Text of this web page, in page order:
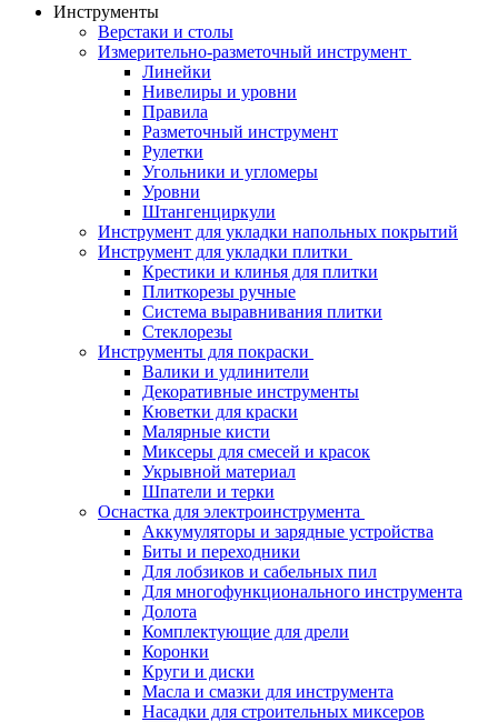
Инструменты
Верстаки и столы
Измерительно-разметочный инструмент
Линейки
Нивелиры и уровни
Правила
Разметочный инструмент
Рулетки
Угольники и угломеры
Уровни
Штангенциркули
Инструмент для укладки напольных покрытий
Инструмент для укладки плитки
Крестики и клинья для плитки
Плиткорезы ручные
Система выравнивания плитки
Стеклорезы
Инструменты для покраски
Валики и удлинители
Декоративные инструменты
Кюветки для краски
Малярные кисти
Миксеры для смесей и красок
Укрывной материал
Шпатели и терки
Оснастка для электроинструмента
Аккумуляторы и зарядные устройства
Биты и переходники
Для лобзиков и сабельных пил
Для многофункционального инструмента
Долота
Комплектующие для дрели
Коронки
Круги и диски
Масла и смазки для инструмента
Насадки для строительных миксеров